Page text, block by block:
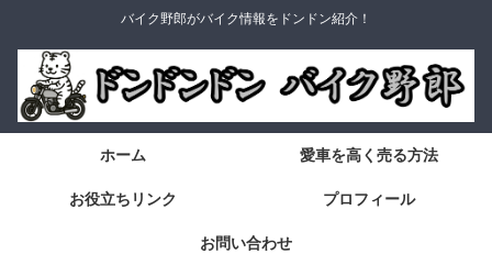
バイク野郎がバイク情報をドンドン紹介！
ホーム 愛車を高く売る方法
お役立ちリンク プロフィール
お問い合わせ